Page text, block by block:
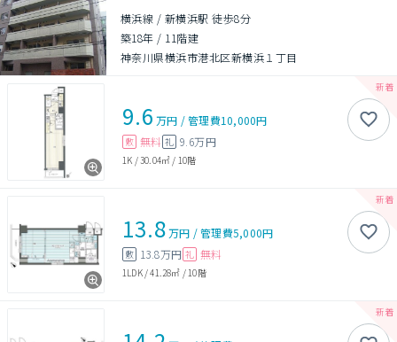
横浜線 / 新横浜駅 徒歩8分
築18年 / 11階建
神奈川県横浜市港北区新横浜１丁目
9.6 万円 /管理費10,000円
敷 無料 礼 9.6万円
1K /30.04㎡ / 10階
13.8万円 /管理費5,000円
敷 13.8万円 礼 無料
1LDK/41.28㎡ / 10階